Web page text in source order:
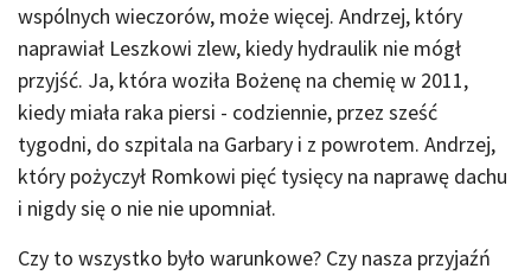
wspólnych wieczorów, może więcej. Andrzej, który
naprawiał Leszkowi zlew, kiedy hydraulik nie mógł
przyjść. Ja, która woziła Bożenę na chemię w 2011,
kiedy miała raka piersi - codziennie, przez sześć
tygodni, do szpitala na Garbary i z powrotem. Andrzej,
który pożyczył Romkowi pięć tysięcy na naprawę dachu
i nigdy się o nie nie upomniał.
Czy to wszystko było warunkowe? Czy nasza przyjaźń